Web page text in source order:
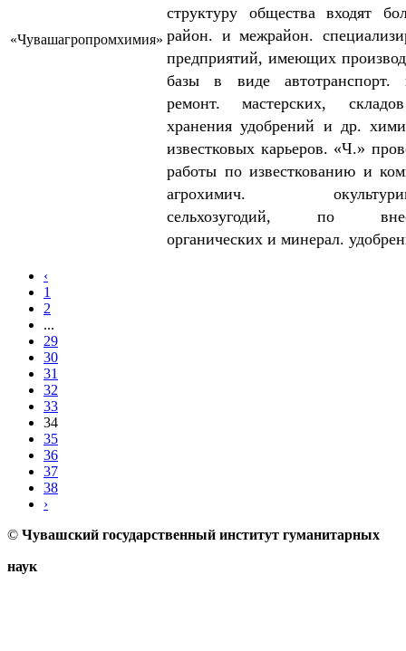
«Чувашагропромхимия»
структуру общества входят
район. и межрайон.
предприятий, имеющих
базы в виде автотранспорт.
ремонт. мастерских,
хранения удобрений и др.
известковых карьеров. «Ч.»
работы по известкованию и
агрохимич.
сельхозугодий, по
органических и минерал.
‹
1
2
...
29
30
31
32
33
34
35
36
37
38
›
© Чувашский государственный институт гуманитарных
наук